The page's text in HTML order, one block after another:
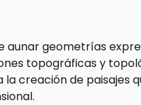
aunar geometrías
topográficas y
la creación de paisajes